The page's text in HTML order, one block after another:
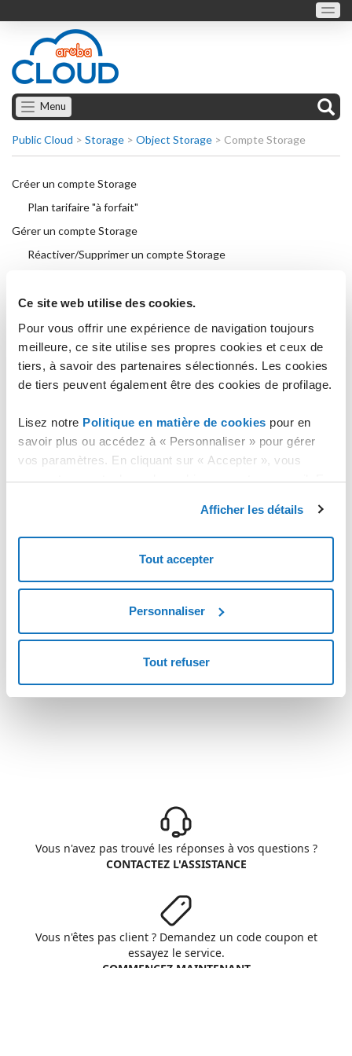
Ce site web utilise des cookies.
Pour vous offrir une expérience de navigation toujours
meilleure, ce site utilise ses propres cookies et ceux de
tiers, à savoir des partenaires sélectionnés. Les cookies
de tiers peuvent également être des cookies de profilage.
Lisez notre Politique en matière de cookies pour en
savoir plus ou accédez à « Personnaliser » pour gérer
vos paramètres. En cliquant sur « Accepter », vous
consentez au stockage de cookies sur votre appareil. En
stockage des cookies nécessaires.
Afficher les détails
Tout accepter
Personnaliser
Tout refuser
Menu
Public Cloud > Storage > Object Storage > Compte Storage
Créer un compte Storage
Plan tarifaire "à forfait"
Gérer un compte Storage
Réactiver/Supprimer un compte Storage
Modifier le plan tarifaire
Statistiques d'utilisation des ressources
Vous n'avez pas trouvé les réponses à vos questions ?
CONTACTEZ L'ASSISTANCE
Vous n'êtes pas client ? Demandez un code coupon et
essayez le service.
COMMENCEZ MAINTENANT